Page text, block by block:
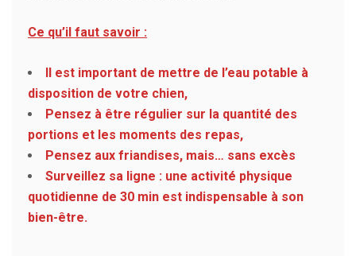
Ce qu’il faut savoir :
Il est important de mettre de l’eau potable à
disposition de votre chien,
Pensez à être régulier sur la quantité des
portions et les moments des repas,
Pensez aux friandises, mais… sans excès
Surveillez sa ligne : une activité physique
quotidienne de 30 min est indispensable à son
bien-être.